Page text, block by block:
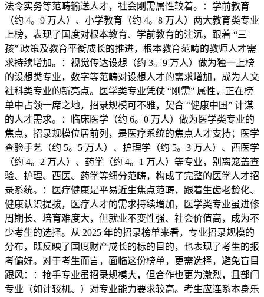
法令实务等范畴输送人才，社会刚需属性较着。：学前教育
（约 4。9 万人）、小学教育（约 4。8 万人）两大教育类专业
上榜，表现了国度对根本教育、学前教育的注沉，跟着 “三
孩” 政策及教育平衡成长的推进，根本教育范畴的教师人才需
求持续增加。：视觉传达设想（约 3。9 万人）做为独一上榜
的设想类专业，数字等范畴对设想人才的需求增加，成为人文
社科类专业的新亮点。医学类专业凭仗 “刚需” 属性，正在榜
单中占领一席之地，招录规模可不雅，契合 “健康中国” 计谋
的人才需求。：临床医学（约 6。0 万人）做为医学类专业的
焦点，招录规模位居前列，是医疗系统的焦点人才支持；医学
查验手艺（约 5。5 万人）、护理学（约 5。3 万人）、西医学
（约 4。2 万人）、药学（约 4。1 万人）等专业，别离笼盖查
验、护理、西医、药学等细分范畴，构成了完整的医学人才招
录系统。：医疗健康是平易近生焦点范畴，跟着生齿老龄化、
健康认识提拔，医疗人才的需求持续增加，医学类专业虽进修
周期长、培育难度大，但就业不变性强、社会价值高，成为不
少考生的选择。从 2025 年的招录榜单来看，专业招录规模的
分布，既反映了国度财产成长的标的目的，也表现了考生的报
考偏好。对于考生而言，面临这份榜单，更需选择，避免盲目
跟风：：抢手专业虽招录规模大，但合作也更为激烈，且部门
专业（如计较机、）对专业能力要求较高。考生应连系本身乐